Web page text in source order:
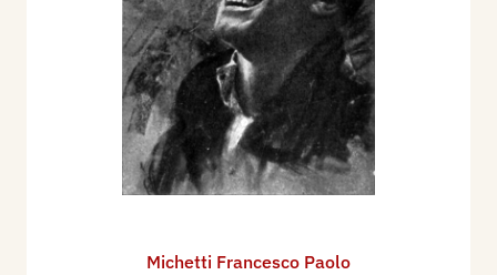
Michetti Francesco Paolo